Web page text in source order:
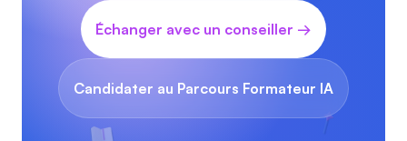
Échanger avec un conseiller →
Candidater au Parcours Formateur IA